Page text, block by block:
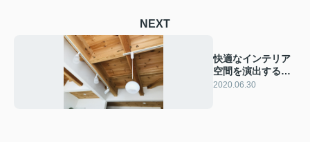
NEXT
快適なインテリア
空間を演出する照
明計画
2020.06.30